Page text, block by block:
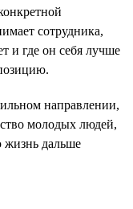
сотрудника,
и где он себя лучше
направлении,
молодых людей,
жизнь дальше